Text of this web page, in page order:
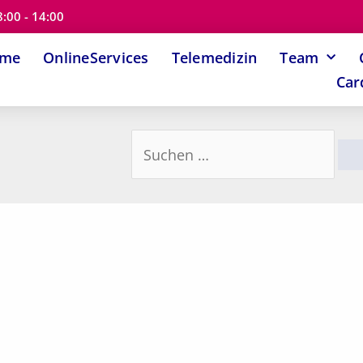
- 14:00
OnlineServices Telemedizin Team
nach: